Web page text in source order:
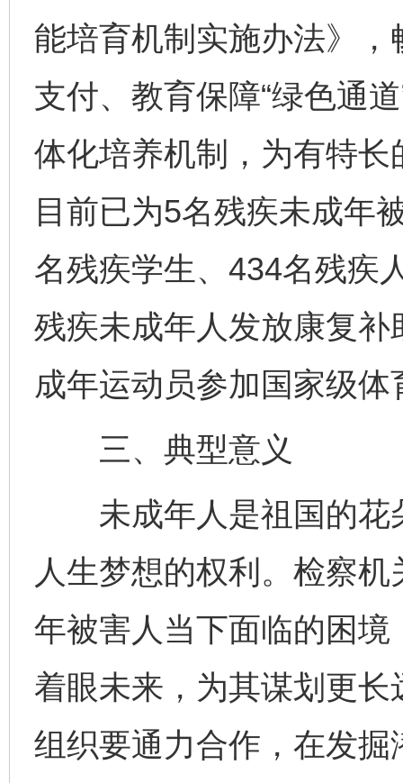
能培育机制实施办法》
支付、教育保障“绿色通
体化培养机制，为有特
目前已为5名残疾未成年
名残疾学生、434名残疾
残疾未成年人发放康复
成年运动员参加国家级
三、典型意义
未成年人是祖国的花
人生梦想的权利。检察
年被害人当下面临的困
着眼未来，为其谋划更
组织要通力合作，在发